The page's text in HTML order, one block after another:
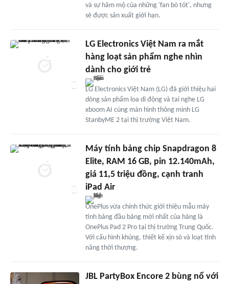
và sự hâm mộ của những 'fan bò tót', nhưng
sẽ được sản xuất giới hạn.
LG Electronics Việt Nam ra mắt
hàng loạt sản phẩm nghe nhìn
dành cho giới trẻ
LG Electronics Việt Nam (LG) đã giới thiệu hai
dòng sản phẩm loa di động và tai nghe LG
xboom AI cùng màn hình thông minh LG
StanbyME 2 tại thị trường Việt Nam.
Máy tính bảng chip Snapdragon 8
Elite, RAM 16 GB, pin 12.140mAh,
giá 11,5 triệu đồng, cạnh tranh
iPad Air
OnePlus vừa chính thức giới thiệu mẫu máy
tính bảng đầu bảng mới nhất của hãng là
OnePlus Pad 2 Pro tại thị trường Trung Quốc.
Với cấu hình khủng, thiết kế xịn sò và loạt tính
năng thời thượng.
JBL PartyBox Encore 2 bùng nổ với